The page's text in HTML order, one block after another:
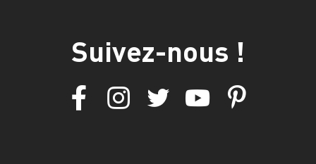
Suivez-nous !